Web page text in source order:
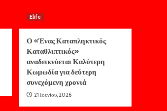
Elife
Ο «Ένας Καταπληκτικός
Καταθλιπτικός»
αναδεικνύεται Καλύτερη
Κωμωδία για δεύτερη
συνεχόμενη χρονιά
21 Ιουνίου, 2026